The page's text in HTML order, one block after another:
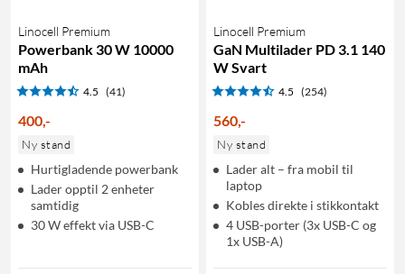
Linocell Premium
Powerbank 30 W 10000
mAh
4.5 (41)
400,-
Ny stand
Hurtigladende powerbank
Lader opptil 2 enheter
samtidig
30 W effekt via USB-C
Linocell Premium
GaN Multilader PD 3.1 140
W Svart
4.5 (254)
560,-
Ny stand
Lader alt – fra mobil til
laptop
Kobles direkte i stikkontakt
4 USB-porter (3x USB-C og
1x USB-A)